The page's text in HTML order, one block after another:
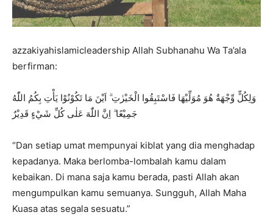
azzakiyahislamicleadership Allah Subhanahu Wa Ta’ala
berfirman:
وَلِكُلٍّ وِّجْهَةٌ هُوَ مُوَلِّيْهَا فَاسْتَبِقُوا الْخَيْرٰتِ ۗ اَيْنَ مَا تَكُوْنُوْا يَأْتِ بِكُمُ اللّٰهُ
جَمِيْعًا ۗ اِنَّ اللّٰهَ عَلٰى كُلِّ شَيْءٍ قَدِيْرٌ
“Dan setiap umat mempunyai kiblat yang dia menghadap
kepadanya. Maka berlomba-lombalah kamu dalam
kebaikan. Di mana saja kamu berada, pasti Allah akan
mengumpulkan kamu semuanya. Sungguh, Allah Maha
Kuasa atas segala sesuatu.”